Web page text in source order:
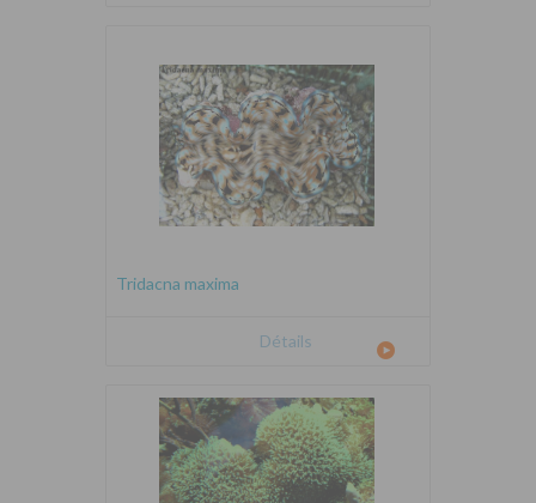
Tridacna maxima
Détails